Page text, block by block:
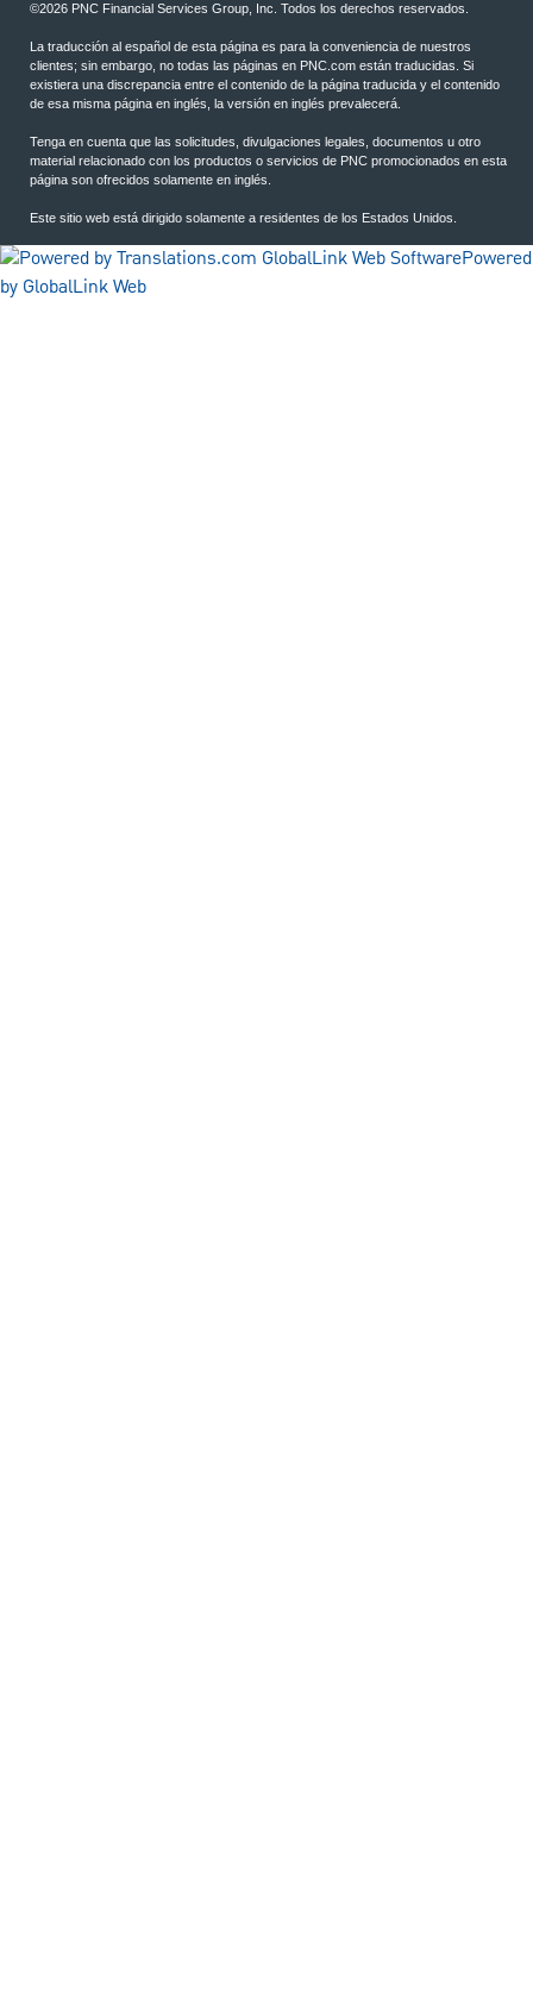
©2026 PNC Financial Services Group, Inc. Todos los derechos reservados.
La traducción al español de esta página es para la conveniencia de nuestros
clientes; sin embargo, no todas las páginas en PNC.com están traducidas. Si
existiera una discrepancia entre el contenido de la página traducida y el contenido
de esa misma página en inglés, la versión en inglés prevalecerá.
Tenga en cuenta que las solicitudes, divulgaciones legales, documentos u otro
material relacionado con los productos o servicios de PNC promocionados en esta
página son ofrecidos solamente en inglés.
Este sitio web está dirigido solamente a residentes de los Estados Unidos.
Powered
by GlobalLink Web